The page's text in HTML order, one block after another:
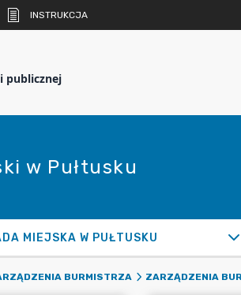
INSTRUKCJA
publicznej
w Pułtusku
MIEJSKA W PUŁTUSKU
BURMISTRZA ZARZĄDZENIA